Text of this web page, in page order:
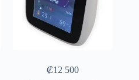
₡12 500